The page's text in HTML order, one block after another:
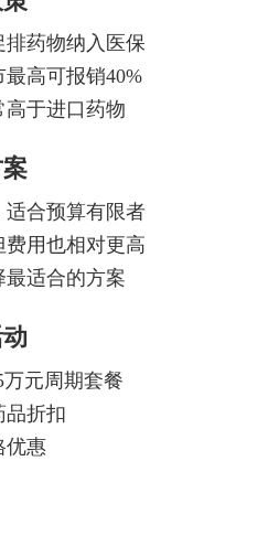
排药物纳入医保
高可报销40%
高于进口药物
合预算有限者
用也相对更高
适合的方案
元周期套餐
品折扣
优惠